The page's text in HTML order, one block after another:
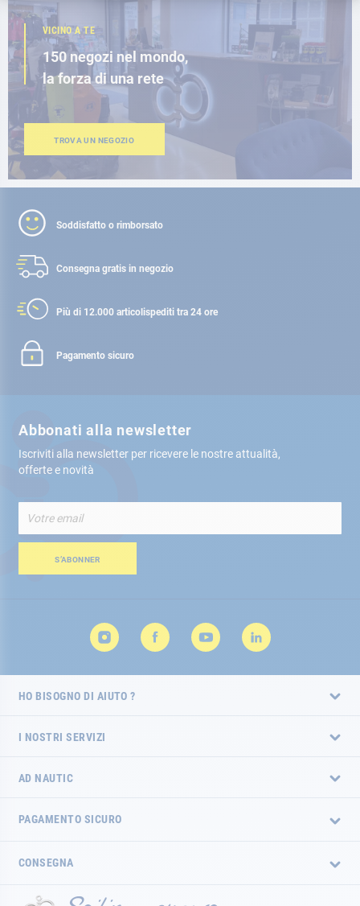
VICINO A TE
150 negozi nel mondo,
la forza di una rete
TROVA UN NEGOZIO
Soddisfatto o rimborsato
Consegna gratis in negozio
Più di 12.000 articolispediti tra 24 ore
Pagamento sicuro
Abbonati alla newsletter
Iscriviti alla newsletter per ricevere le nostre attualità,
offerte e novità
alla
nostra
Newsletter:S’ABONNER
HO BISOGNO DI AIUTO ?
I NOSTRI SERVIZI
AD NAUTIC
PAGAMENTO SICURO
CONSEGNA